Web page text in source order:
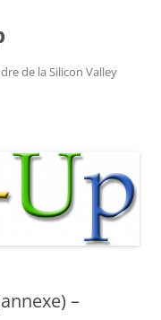
de la Silicon Valley
–